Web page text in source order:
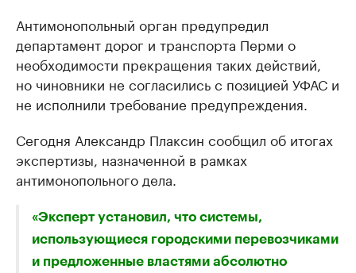
Антимонопольный орган предупредил
департамент дорог и транспорта Перми о
необходимости прекращения таких действий,
но чиновники не согласились с позицией УФАС и
не исполнили требование предупреждения.
Сегодня Александр Плаксин сообщил об итогах
экспертизы, назначенной в рамках
антимонопольного дела.
«Эксперт установил, что системы,
использующиеся городскими перевозчиками
и предложенные властями абсолютно